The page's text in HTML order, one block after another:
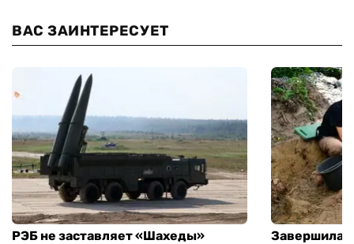
ВАС ЗАИНТЕРЕСУЕТ
РЭБ не заставляет «Шахеды»